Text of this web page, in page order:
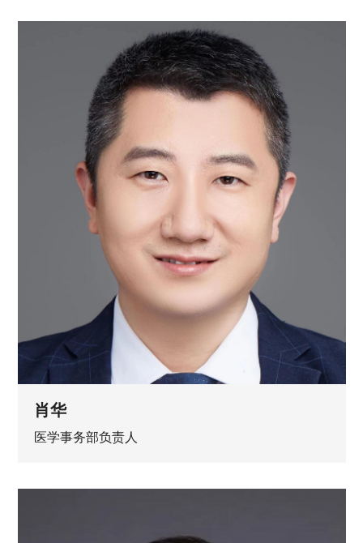
肖华
医学事务部负责人